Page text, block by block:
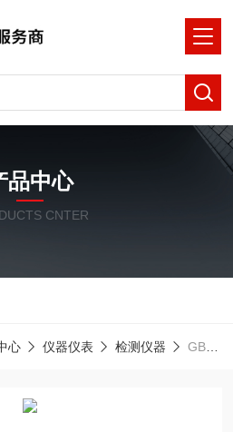
品中心
CNTER
心 仪器仪表 检测仪器 GB90 （Ex） 单一可燃气体检测仪